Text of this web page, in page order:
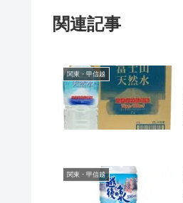
関連記事
関東・甲信越
関東・甲信越